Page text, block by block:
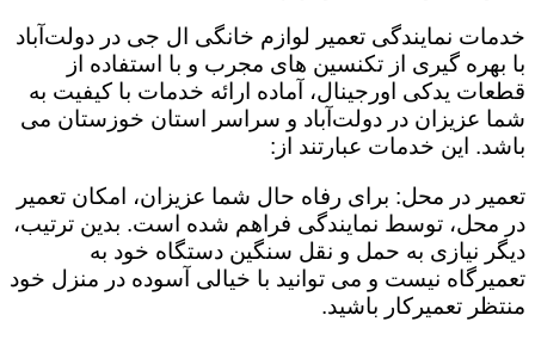
خدمات نمایندگی تعمیر لوازم خانگی ال جی در دولت‌آباد
با بهره گیری از تکنسین های مجرب و با استفاده از
قطعات یدکی اورجینال، آماده ارائه خدمات با کیفیت به
شما عزیزان در دولت‌آباد و سراسر استان خوزستان می
باشد. این خدمات عبارتند از:
تعمیر در محل: برای رفاه حال شما عزیزان، امکان تعمیر
در محل، توسط نمایندگی فراهم شده است. بدین ترتیب،
دیگر نیازی به حمل و نقل سنگین دستگاه خود به
تعمیرگاه نیست و می توانید با خیالی آسوده در منزل خود
منتظر تعمیرکار باشید.